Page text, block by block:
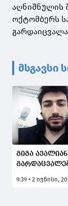
აღნიშნულის
ოქტომბერს
მსგავსი
გიგა
ბრალდებულ
9:39 • 2 ივნისი,